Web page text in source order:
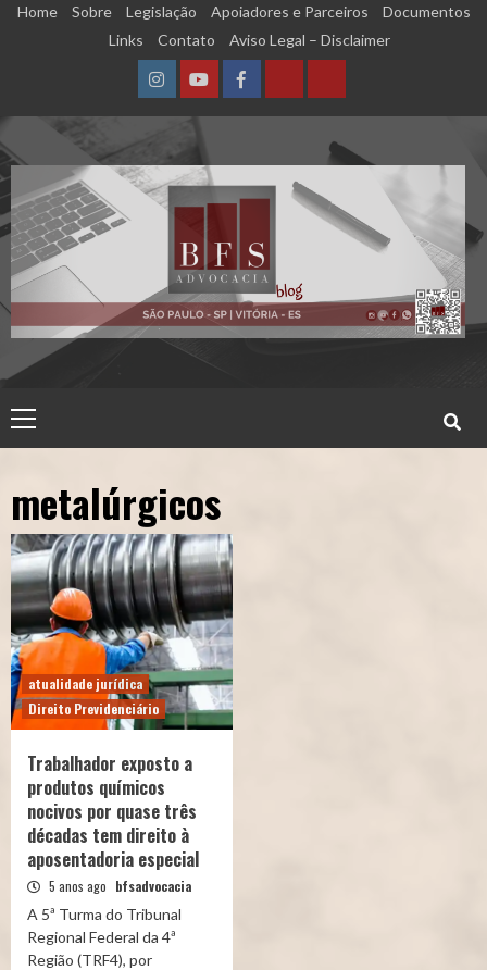
SkipHome Sobre Legislação Apoiadores e Parceiros
Documentos
Links
Contato Aviso Legal – Disclaimer
InstagramYouTubeFacebookCalculadora
Qualidade
de
Segurado
(INSS)
Calculadora
Tempo
de
Contribuição
Menu
metalúrgicos
atualidade jurídica
Direito Previdenciário
Trabalhador exposto a
produtos químicos
nocivos por quase três
décadas tem direito à
aposentadoria especial
5 anos ago bfsadvocacia
A 5ª Turma do Tribunal
Regional Federal da 4ª
Região (TRF4), por